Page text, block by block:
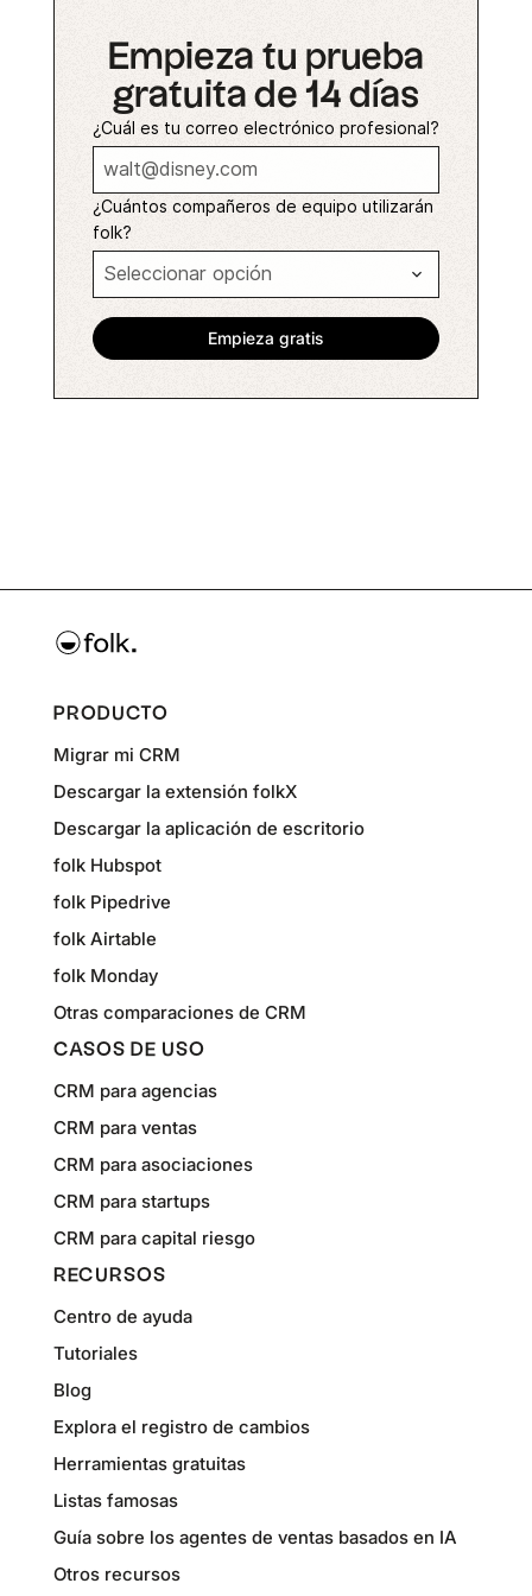
Empieza tu prueba
gratuita de 14 días
¿Cuál es tu correo electrónico profesional?
¿Cuántos compañeros de equipo utilizarán
folk?
PRODUCTO
Migrar mi CRM
Descargar la extensión folkX
Descargar la aplicación de escritorio
folk Hubspot
folk Pipedrive
folk Airtable
folk Monday
Otras comparaciones de CRM
CASOS DE USO
CRM para agencias
CRM para ventas
CRM para asociaciones
CRM para startups
CRM para capital riesgo
RECURSOS
Centro de ayuda
Tutoriales
Blog
Explora el registro de cambios
Herramientas gratuitas
Listas famosas
Guía sobre los agentes de ventas basados en IA
Otros recursos